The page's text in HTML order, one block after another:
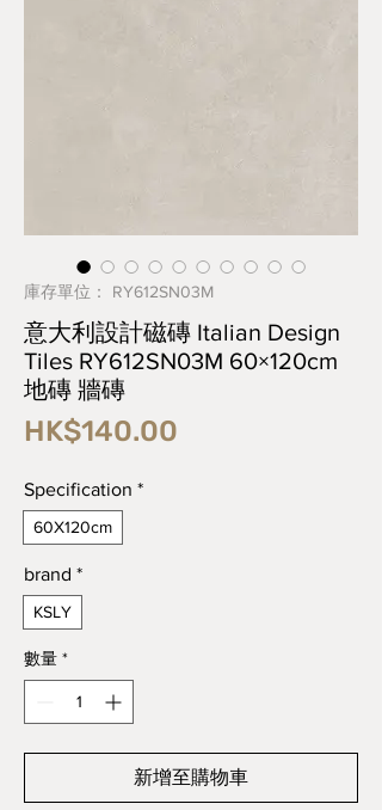
庫存單位： RY612SN03M
意大利設計磁磚 Italian Design
Tiles RY612SN03M 60×120cm
地磚 牆磚
HK$140.00
Specification *
60X120cm
brand *
KSLY
數量 *
新增至購物車